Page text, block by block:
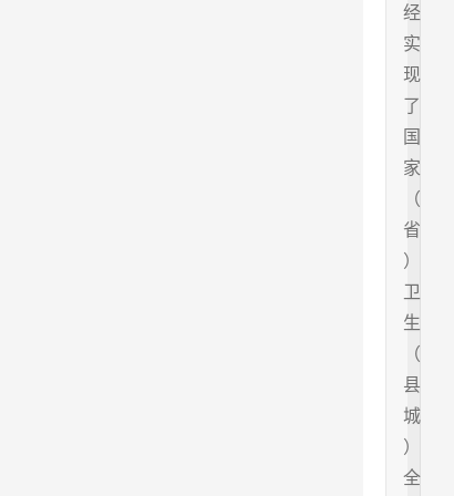
经
实
现
了
国
家
（
省
）
卫
生
（
县
城
）
全